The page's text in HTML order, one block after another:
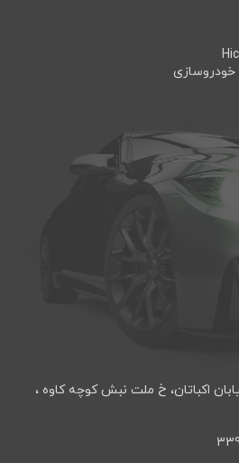
خودروسازی
اكباتان، خ ملت نبش كوچه كاوه ،